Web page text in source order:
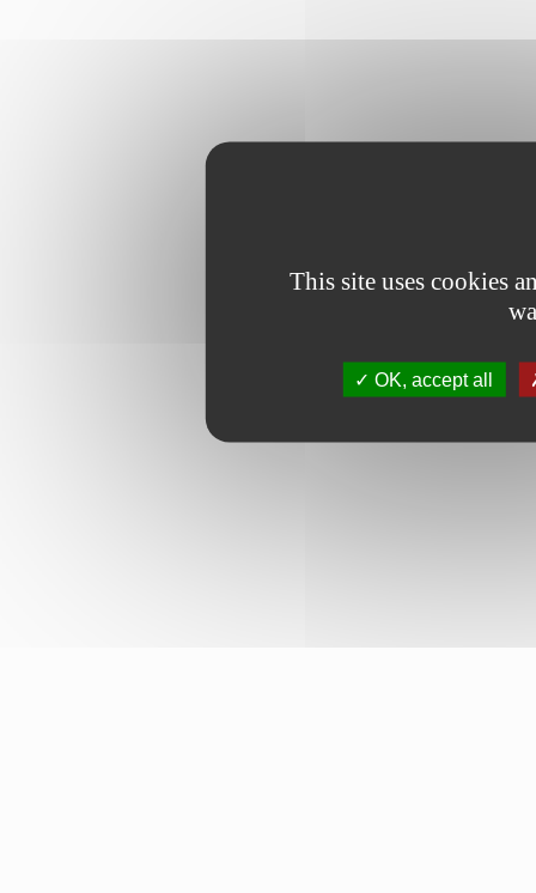
This site uses cookies
OK, accept all